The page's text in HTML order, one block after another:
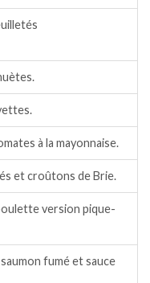
à la mayonnaise.
et croûtons de Brie.
version pique-
fumé et sauce